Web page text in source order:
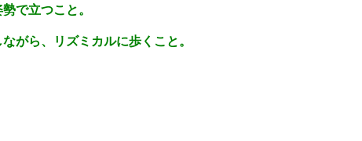
で立つこと。
がら、リズミカルに歩くこと。